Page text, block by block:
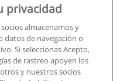
privacidad
socios almacenamos y
datos de navegación o
Si seleccionas Acepto,
de rastreo apoyen los
y nuestros socios